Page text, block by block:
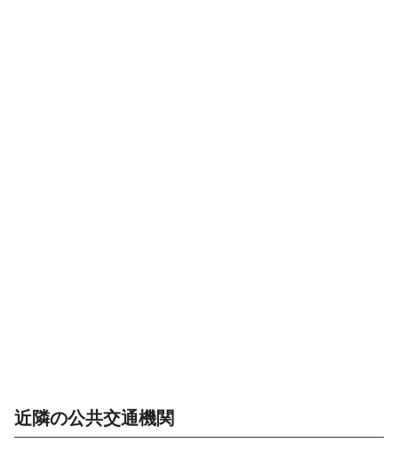
近隣の公共交通機関